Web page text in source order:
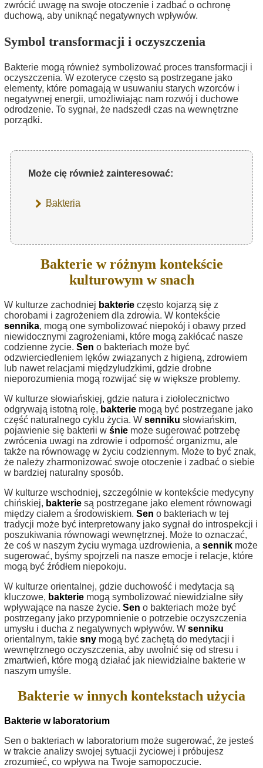
zwrócić uwagę na swoje otoczenie i zadbać o ochronę
duchową, aby uniknąć negatywnych wpływów.
Symbol transformacji i oczyszczenia
Bakterie mogą również symbolizować proces transformacji i
oczyszczenia. W ezoteryce często są postrzegane jako
elementy, które pomagają w usuwaniu starych wzorców i
negatywnej energii, umożliwiając nam rozwój i duchowe
odrodzenie. To sygnał, że nadszedł czas na wewnętrzne
porządki.
Może cię również zainteresować:
Bakteria
Bakterie w różnym kontekście
kulturowym w snach
W kulturze zachodniej bakterie często kojarzą się z
chorobami i zagrożeniem dla zdrowia. W kontekście
sennika, mogą one symbolizować niepokój i obawy przed
niewidocznymi zagrożeniami, które mogą zakłócać nasze
codzienne życie. Sen o bakteriach może być
odzwierciedleniem lęków związanych z higieną, zdrowiem
lub nawet relacjami międzyludzkimi, gdzie drobne
nieporozumienia mogą rozwijać się w większe problemy.
W kulturze słowiańskiej, gdzie natura i ziołolecznictwo
odgrywają istotną rolę, bakterie mogą być postrzegane jako
część naturalnego cyklu życia. W senniku słowiańskim,
pojawienie się bakterii w śnie może sugerować potrzebę
zwrócenia uwagi na zdrowie i odporność organizmu, ale
także na równowagę w życiu codziennym. Może to być znak,
że należy zharmonizować swoje otoczenie i zadbać o siebie
w bardziej naturalny sposób.
W kulturze wschodniej, szczególnie w kontekście medycyny
chińskiej, bakterie są postrzegane jako element równowagi
między ciałem a środowiskiem. Sen o bakteriach w tej
tradycji może być interpretowany jako sygnał do introspekcji i
poszukiwania równowagi wewnętrznej. Może to oznaczać,
że coś w naszym życiu wymaga uzdrowienia, a sennik może
sugerować, byśmy spojrzeli na nasze emocje i relacje, które
mogą być źródłem niepokoju.
W kulturze orientalnej, gdzie duchowość i medytacja są
kluczowe, bakterie mogą symbolizować niewidzialne siły
wpływające na nasze życie. Sen o bakteriach może być
postrzegany jako przypomnienie o potrzebie oczyszczenia
umysłu i ducha z negatywnych wpływów. W senniku
orientalnym, takie sny mogą być zachętą do medytacji i
wewnętrznego oczyszczenia, aby uwolnić się od stresu i
zmartwień, które mogą działać jak niewidzialne bakterie w
naszym umyśle.
Bakterie w innych kontekstach użycia
Bakterie w laboratorium
Sen o bakteriach w laboratorium może sugerować, że jesteś
w trakcie analizy swojej sytuacji życiowej i próbujesz
zrozumieć, co wpływa na Twoje samopoczucie.